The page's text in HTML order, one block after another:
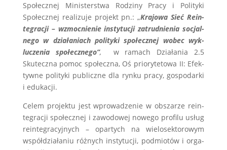
Społecznej Min­is­terstwa Rodziny Pracy i Poli­tyki
Społecznej real­izuje pro­jekt pn.: „Kra­jowa Sieć Rein­
te­gracji – wzmoc­nie­nie insty­tucji zatrud­nienia soc­jal­
nego w dzi­ała­ni­ach poli­tyki społecznej wobec wyk­
luczenia społecznego”,
w ramach Dzi­ała­nia 2.5
Skuteczna pomoc społeczna, Oś pri­o­ry­te­towa II: Efek­
ty­wne poli­tyki pub­liczne dla rynku pracy, gospo­darki
i edukacji.
Celem pro­jektu jest wprowadze­nie w obszarze rein­
te­gracji społecznej i zawodowej nowego pro­filu usług
rein­te­gra­cyjnych – opar­tych na wielosek­torowym
współdzi­ała­niu różnych insty­tucji, pod­miotów i orga­